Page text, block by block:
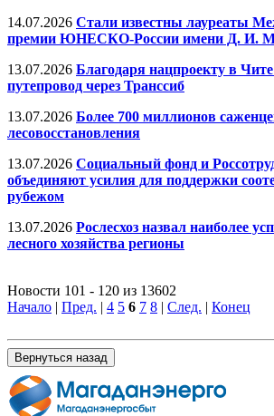
14.07.2026 Стали известны лауреаты
премии ЮНЕСКО-России имени Д. И.
13.07.2026 Благодаря нацпроекту в
путепровод через Транссиб
13.07.2026 Более 700 миллионов
лесовосстановления
13.07.2026 Социальный фонд и
объединяют усилия для поддержки
рубежом
13.07.2026 Рослесхоз назвал наиболее
лесного хозяйства регионы
Новости 101 - 120 из 13602
Начало | Пред. | 4 5 6 7 8 | След. | Конец
Вернуться назад